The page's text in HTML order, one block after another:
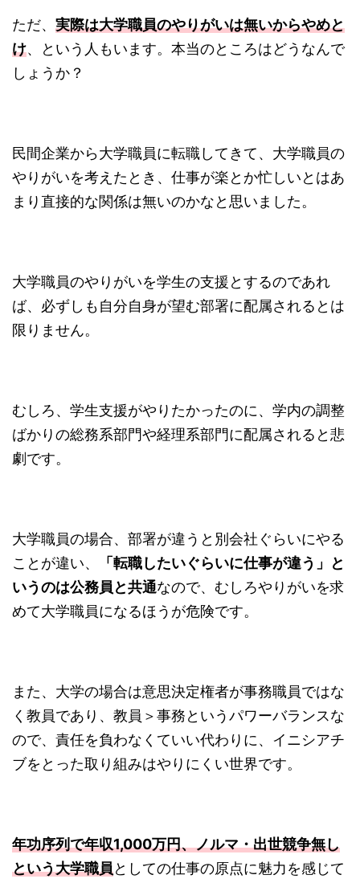
ただ、 実際は大学職員のやりがいは無いからやめと
け、という人もいます。本当のところはどうなんで
しょうか？
民間企業から大学職員に転職してきて、大学職員の
やりがいを考えたとき、仕事が楽とか忙しいとはあ
まり直接的な関係は無いのかなと思いました。
大学職員のやりがいを学生の支援とするのであれ
ば、必ずしも自分自身が望む部署に配属されるとは
限りません。
むしろ、学生支援がやりたかったのに、学内の調整
ばかりの総務系部門や経理系部門に配属されると悲
劇です。
大学職員の場合、部署が違うと別会社ぐらいにやる
ことが違い、
「転職したいぐらいに仕事が違う」と
いうのは公務員と共通なので、むしろやりがいを求
めて大学職員になるほうが危険です。
また、大学の場合は意思決定権者が事務職員ではな
く教員であり、教員＞事務というパワーバランスな
ので、責任を負わなくていい代わりに、イニシアチ
ブをとった取り組みはやりにくい世界です。
年功序列で年収1,000万円、ノルマ・出世競争無し
という大学職員としての仕事の原点に魅力を感じて